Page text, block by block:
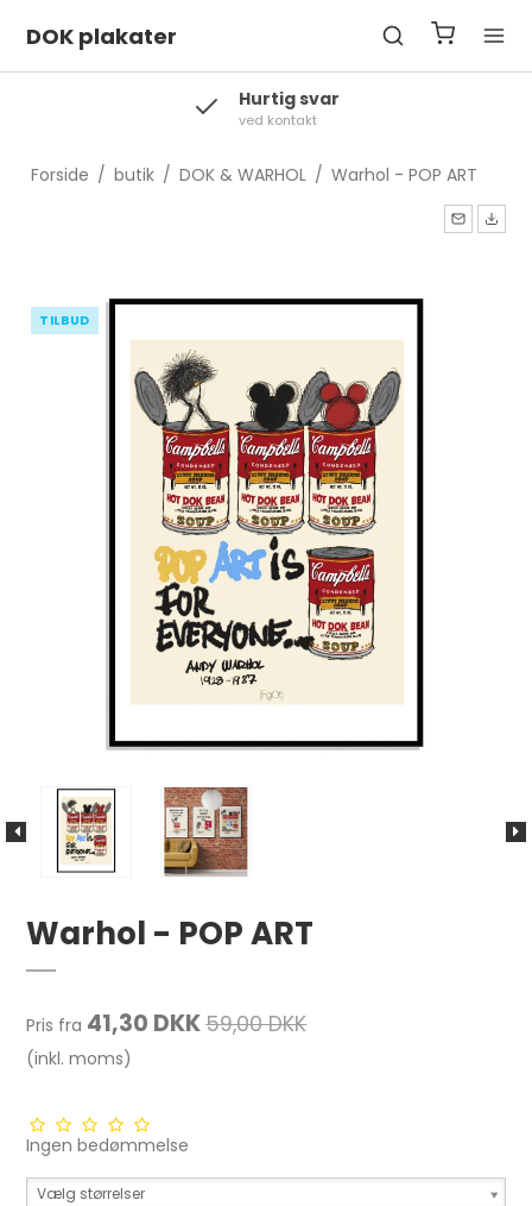
DOK plakater
Hurtig svar
ved kontakt
Forside / butik / DOK & WARHOL / Warhol - POP ART
TILBUD
Warhol - POP ART
Pris fra 41,30 DKK59,00 DKK
(inkl. moms)
Ingen bedømmelse
Vælg størrelser